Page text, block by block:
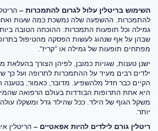
השימוש בריטלין עלול לגרום להתמכרות –
להתמכרות. ההשפעה שלה נמשכת כמה שעות
גמילה וכל תופעות התמכרות. ההוכחה הטובה
שבהן על אף שנהוג לעשות הפסקה מהטיפול
מפתחים תופעות של גמילה או "קריז".
ישנן טענות, שגויות כמובן, לפיהן הצורך בהעלאת
ילדים רבים מעיד על ההתמכרות לתרופה ועל כך
הקיים כבר חדל מלהשפיע. מדובר, כאמור, בטענה
היא אחת התרופות הבודדות בעולם הרפואה
משקל הגוף של הילד. ככל שהילד גדל ומשקלו עולה,
יותר.
ריטלין גורם לילדים להיות אפאטיים – הריטלין